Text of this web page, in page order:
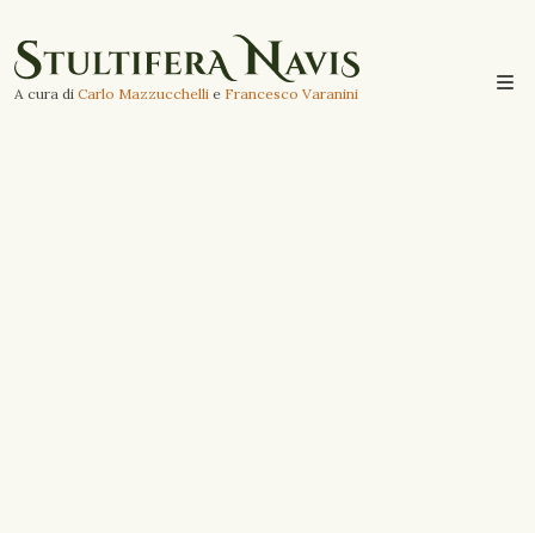
A cura di Carlo Mazzucchelli e Francesco Varanini